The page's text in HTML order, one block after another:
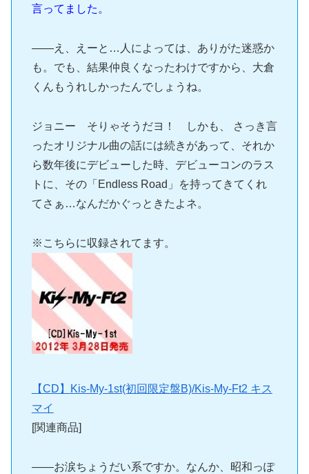
言ってました。
――え、えーと…人によっては、ありがた迷惑か
も。でも、結果仲良くなったわけですから、大倉
くんもうれしかったんでしょうね。
ジョニー そりゃそうだヨ！ しかも、 さっき言
ったオリジナル曲の話には続きがあって、それか
ら数年後にデビューした時、デビューコンのラス
トに、その「Endless Road」を持ってきてくれ
てさぁ…なんだかぐっときたよネ。
※こちらに収録されてます。
【CD】Kis-My-1st(初回限定盤B)/Kis-My-Ft2 キス
マイ
[関連商品]
――お涙ちょうだい系ですか。なんか、昭和っぽ